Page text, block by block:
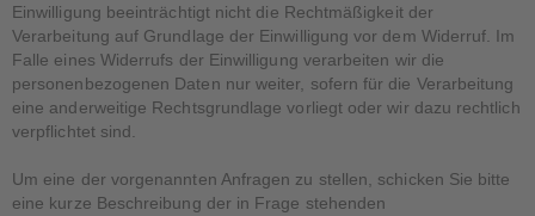
Einwilligung beeinträchtigt nicht die Rechtmäßigkeit der
Verarbeitung auf Grundlage der Einwilligung vor dem Widerruf. Im
Falle eines Widerrufs der Einwilligung verarbeiten wir die
personenbezogenen Daten nur weiter, sofern für die Verarbeitung
eine anderweitige Rechtsgrundlage vorliegt oder wir dazu rechtlich
verpflichtet sind.
Um eine der vorgenannten Anfragen zu stellen, schicken Sie bitte
eine kurze Beschreibung der in Frage stehenden